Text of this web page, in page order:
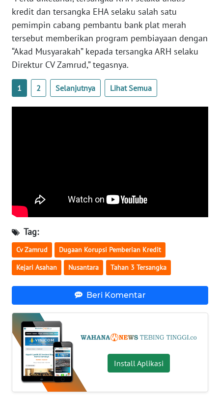
kredit dan tersangka EHA selaku salah satu
pemimpin cabang pembantu bank plat merah
tersebut memberikan program pembiayaan dengan
“Akad Musyarakah” kepada tersangka ARH selaku
Direktur CV Zamrud,” tegasnya.
1 2 Selanjutnya Lihat Semua
Tag:
Cv Zamrud Dugaan Korupsi Pemberian Kredit
Kejari Asahan Nusantara Tahan 3 Tersangka
Beri Komentar
Install Aplikasi
WN
KALSEL
WN
WN
MALUKU
WN
MALUT
DANAU
TOBA
WN
NIAS